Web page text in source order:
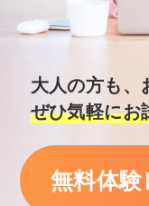
大人の方も、
ぜひ気軽にお
無料体